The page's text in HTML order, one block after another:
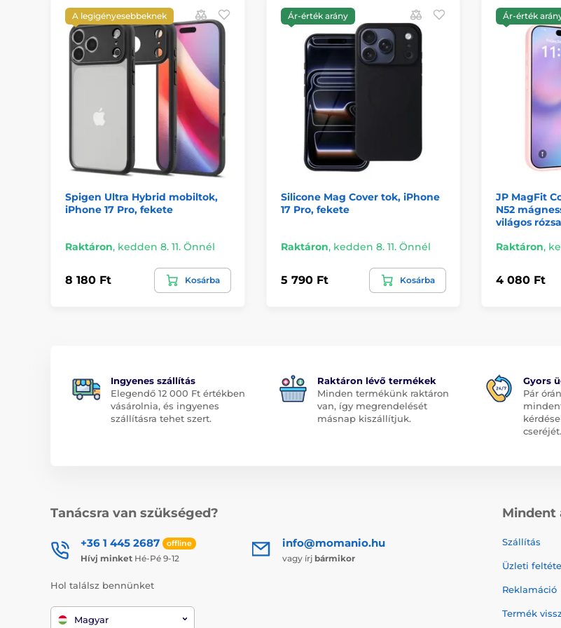
A legigényesebbeknek
Spigen Ultra Hybrid mobiltok,
iPhone 17 Pro, fekete
Raktáron, kedden 8. 11. Önnél
8 180 Ft Kosárba
Ár-érték arány
Silicone Mag Cover tok, iPhone
17 Pro, fekete
Raktáron, kedden 8. 11. Önnél
5 790 Ft Kosárba
Ár-érték
JP MagFit
N52
világos
Raktáron,
4 080 Ft
Ingyenes szállítás
Elegendő 12 000 Ft értékben
vásárolnia, és ingyenes
szállításra tehet szert.
Raktáron lévő termékek
Minden termékünk raktáron
van, így megrendelését
másnap kiszállítjuk.
Gyors
Pár
cseréjét.
Tanácsra van szükséged?
+36 1 445 2687 offline
Hívj minket Hé-Pé 9-12
info@momanio.hu
vagy írj bármikor
Hol találsz bennünket
Magyar
Mindent
Szállítás
Üzleti
Reklamáció
Termék